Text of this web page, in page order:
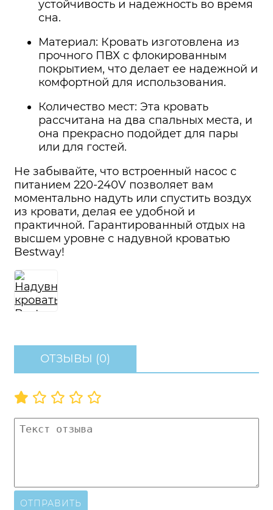
устойчивость и надежность во время
сна.
Материал: Кровать изготовлена из
прочного ПВХ с флокированным
покрытием, что делает ее надежной и
комфортной для использования.
Количество мест: Эта кровать
рассчитана на два спальных места, и
она прекрасно подойдет для пары
или для гостей.
Не забывайте, что встроенный насос с
питанием 220-240V позволяет вам
моментально надуть или спустить воздух
из кровати, делая ее удобной и
практичной. Гарантированный отдых на
высшем уровне с надувной кроватью
Bestway!
ОТЗЫВЫ (0)
ОТПРАВИТЬ